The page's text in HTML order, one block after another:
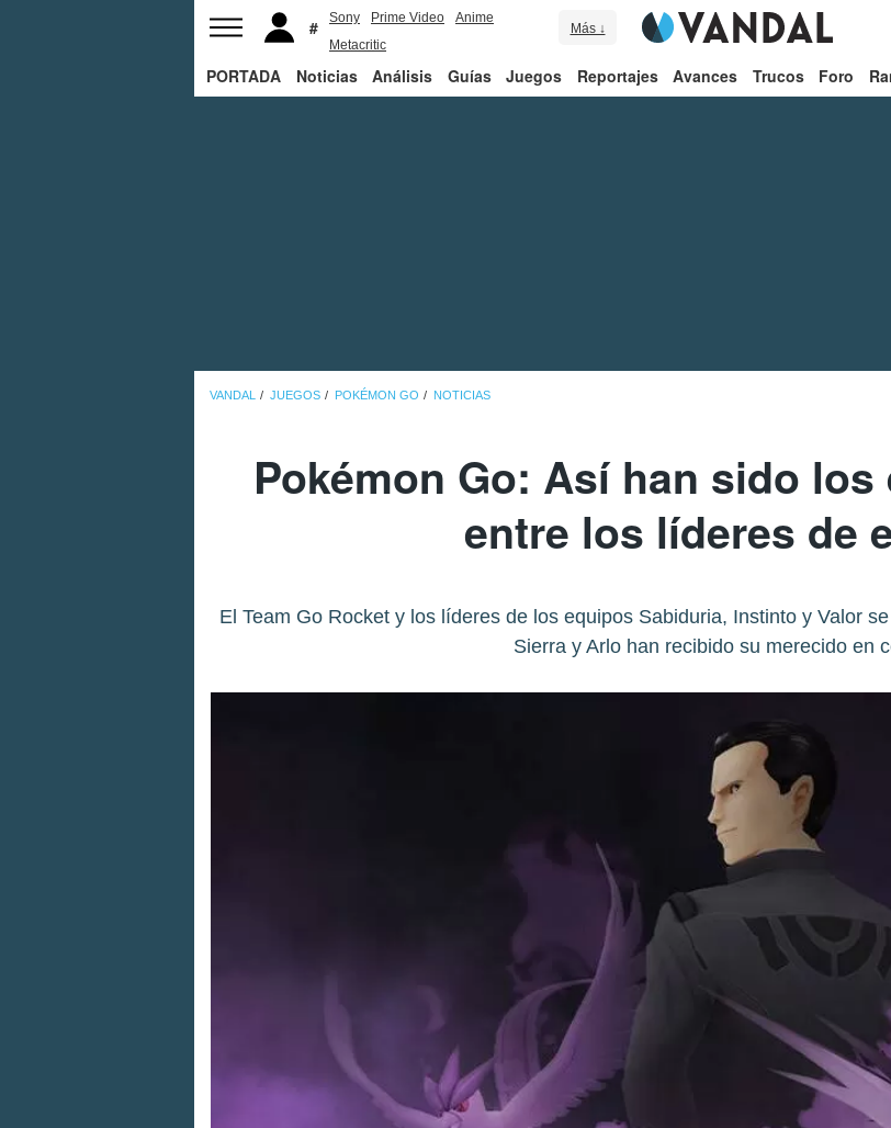
Sony Prime Video
Anime
Metacritic
Más ↓
PORTADA Noticias Análisis Guías Juegos Reportajes Avances Trucos Foro
VANDAL JUEGOS POKÉMON GO NOTICIAS
Pokémon Go: Así han sido
entre los líderes de
El Team Go Rocket y los líderes de los equipos Sabiduria, Instinto y Valor
Sierra y Arlo han recibido su merecido en